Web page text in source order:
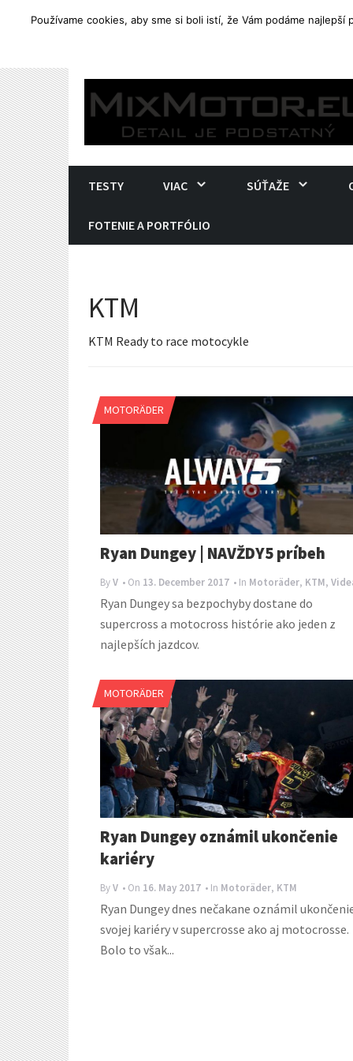
Skip
content
TESTY VIAC SÚŤAŽE
FOTENIE A PORTFÓLIO
KTM
KTM Ready to race motocykle
MOTORÄDER
Ryan Dungey | NAVŽDY5 príbeh
ByV • On 13. December 2017 • In Motoräder, KTM,
Ryan Dungey sa bezpochyby dostane do
supercross a motocross histórie ako jeden z
najlepších jazdcov.
MOTORÄDER
Ryan Dungey oznámil ukončenie
kariéry
ByV • On 16. May 2017 • In Motoräder, KTM
Ryan Dungey dnes nečakane oznámil
svojej kariéry v supercrosse ako aj motocrosse.
Bolo to však...
Používame cookies, aby sme si boli istí, že Vám podáme